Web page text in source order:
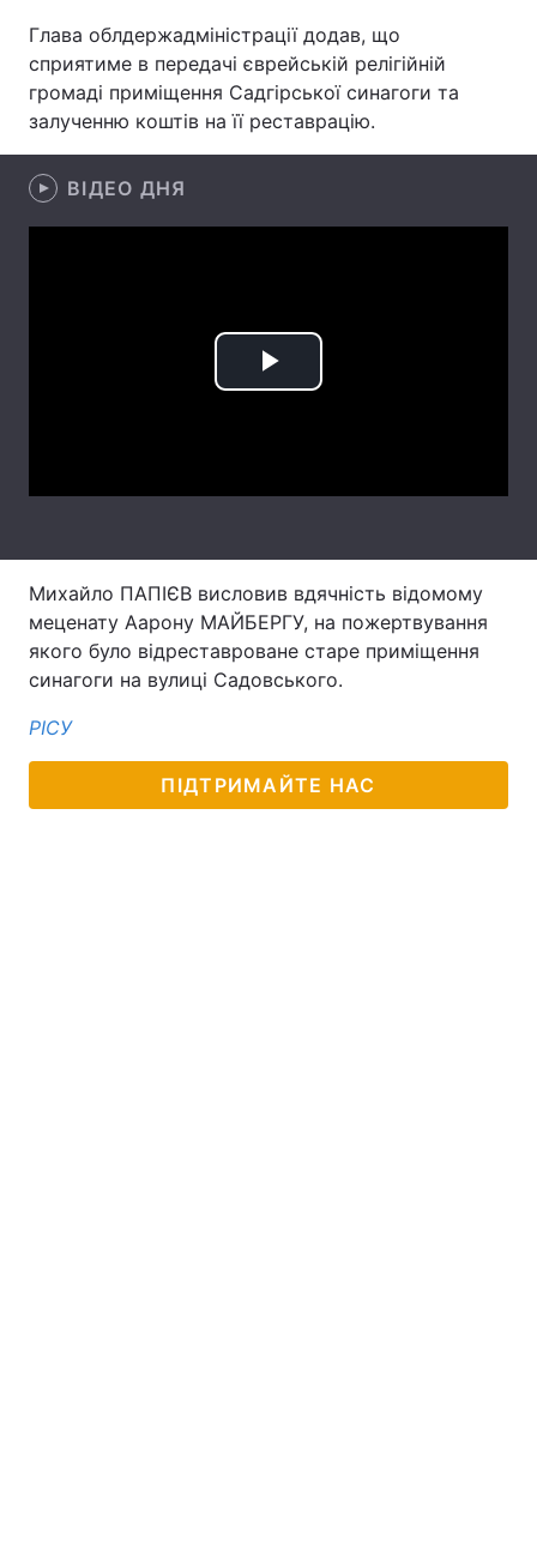
Відео з Youtube Статті
Глава облдержадміністрації додав, що
сприятиме в передачі єврейській релігійній
громаді приміщення Садгірської синагоги та
залученню коштів на її реставрацію.
ВІДЕО ДНЯ
Play
Михайло ПАПІЄВ висловив вдячність відомому
меценату Аарону МАЙБЕРГУ, на пожертвування
якого було відреставроване старе приміщення
синагоги на вулиці Садовського.
РІСУ
ПІДТРИМАЙТЕ НАС